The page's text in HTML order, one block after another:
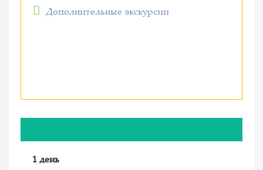
Дополнительные экскурсии
1 день